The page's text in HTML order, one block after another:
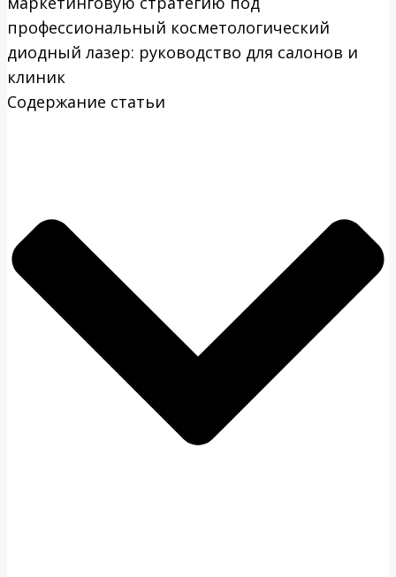
профессиональный косметологический
диодный лазер: руководство для салонов и
клиник
Содержание статьи